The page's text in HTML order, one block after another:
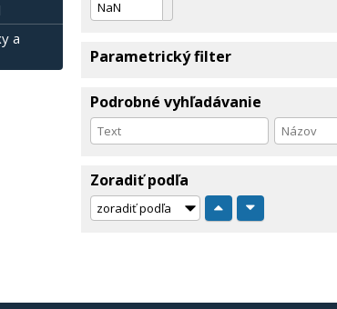
a
Parametrický filter
Podrobné vyhľadávanie
Zoradiť podľa